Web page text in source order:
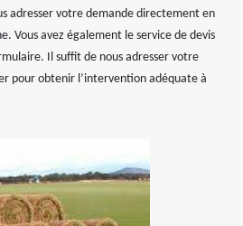
adresser votre demande directement en
Vous avez également le service de devis
Il suffit de nous adresser votre
pour obtenir l’intervention adéquate à